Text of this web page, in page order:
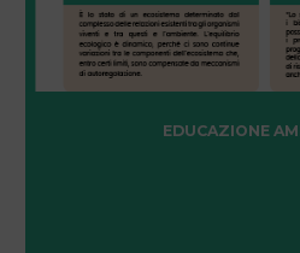
EDUCAZIONE